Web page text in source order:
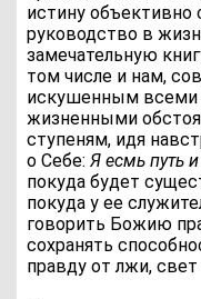
истину
руководство в
замечательную
том числе и нам,
искушенным
жизненными
ступеням, идя
о Себе:Я есмь путь
покуда будет
покуда у ее
говорить Божию
сохранять
правду от лжи,